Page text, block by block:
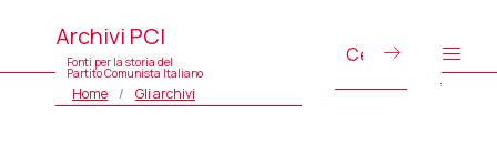
Archivi PCI
Fonti per la storia del
Partito Comunista Italiano
Home Gli archivi